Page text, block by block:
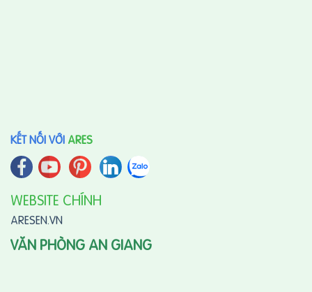
KẾT NỐI VỚI ARES
WEBSITE CHÍNH
ARESEN.VN
VĂN PHÒNG AN GIANG